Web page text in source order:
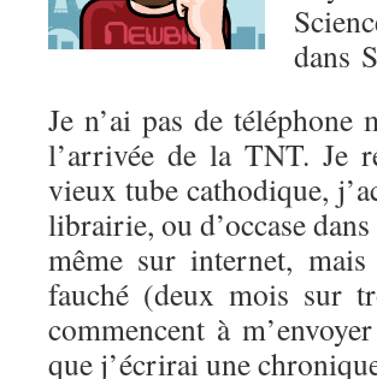
dans
Je n’ai pas de
l’arrivée de la TNT. Je
vieux tube cathodique,
librairie, ou d’occase
même sur internet,
fauché (deux mois sur
commencent à
que j’écrirai une